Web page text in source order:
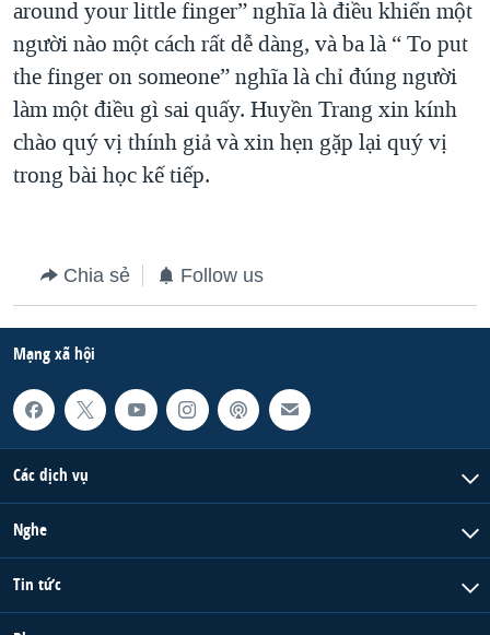
around your little finger” nghĩa là điều khiển một
người nào một cách rất dễ dàng, và ba là “ To put
the finger on someone” nghĩa là chỉ đúng người
làm một điều gì sai quấy. Huyền Trang xin kính
chào quý vị thính giả và xin hẹn gặp lại quý vị
trong bài học kế tiếp.
Chia sẻ Follow us
Mạng xã hội
Các dịch vụ
Nghe
Tin tức